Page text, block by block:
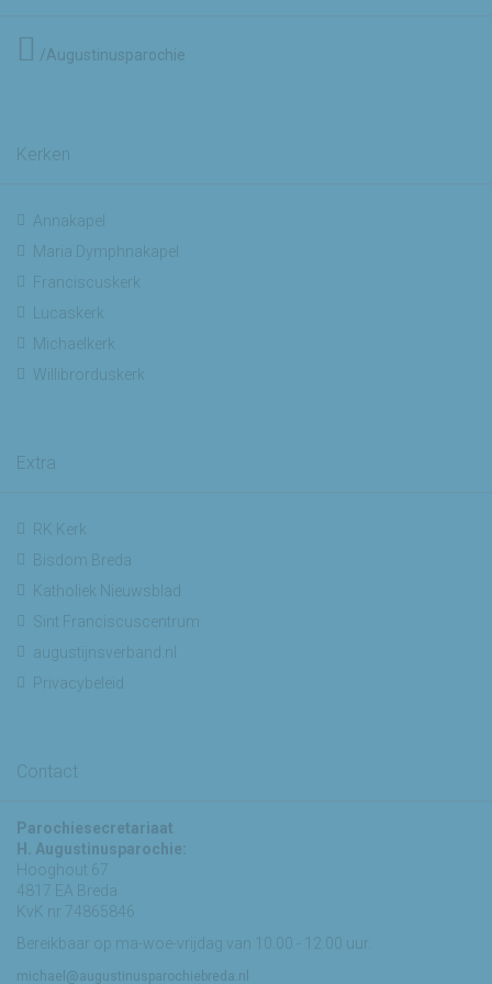
/Augustinusparochie
Kerken
Annakapel
Maria Dymphnakapel
Franciscuskerk
Lucaskerk
Michaelkerk
Willibrorduskerk
Extra
RK Kerk
Bisdom Breda
Katholiek Nieuwsblad
Sint Franciscuscentrum
augustijnsverband.nl
Privacybeleid
Contact
Parochiesecretariaat
H. Augustinusparochie:
Hooghout 67
4817 EA Breda
KvK nr 74865846
Bereikbaar op ma-woe-vrijdag van 10.00 - 12.00 uur.
michael@augustinusparochiebreda.nl